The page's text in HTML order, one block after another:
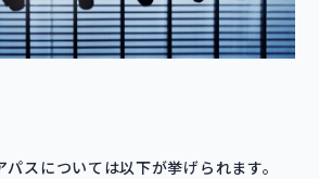
スについては以下が挙げられます。